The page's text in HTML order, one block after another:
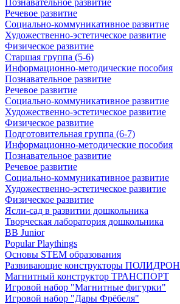
Познавательное развитие
Речевое развитие
Социально-коммуникативное развитие
Художественно-эстетическое развитие
Физическое развитие
Старшая группа (5-6)
Информационно-методические пособия
Познавательное развитие
Речевое развитие
Социально-коммуникативное развитие
Художественно-эстетическое развитие
Физическое развитие
Подготовительная группа (6-7)
Информационно-методические пособия
Познавательное развитие
Речевое развитие
Социально-коммуникативное развитие
Художественно-эстетическое развитие
Физическое развитие
Ясли-сад в развитии дошкольника
Творческая лаборатория дошкольника
BB Junior
Popular Playthings
Основы STEM образования
Развивающие конструкторы ПОЛИДРОН
Магнитный конструктор ТРАНСПОРТ
Игровой набор "Магнитные фигурки"
Игровой набор "Дары Фрёбеля"